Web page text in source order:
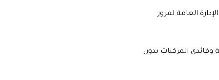
العامة لمرور
وقائدى المركبات بدون